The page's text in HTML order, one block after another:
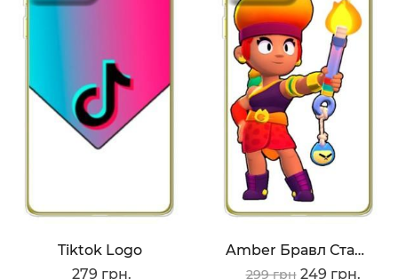
Tiktok Logo
279 грн.
Amber Бравл Старс
299 грн 249 грн.